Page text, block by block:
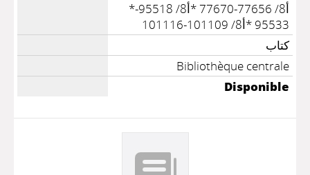
*أ8/ 77656-77670 *أ8/ 95518-
95533 *أ8/ 101109-101116
كتاب
Bibliothèque centrale
Disponible